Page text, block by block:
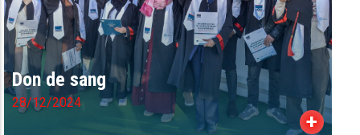
Don de sang
28/12/2024
+